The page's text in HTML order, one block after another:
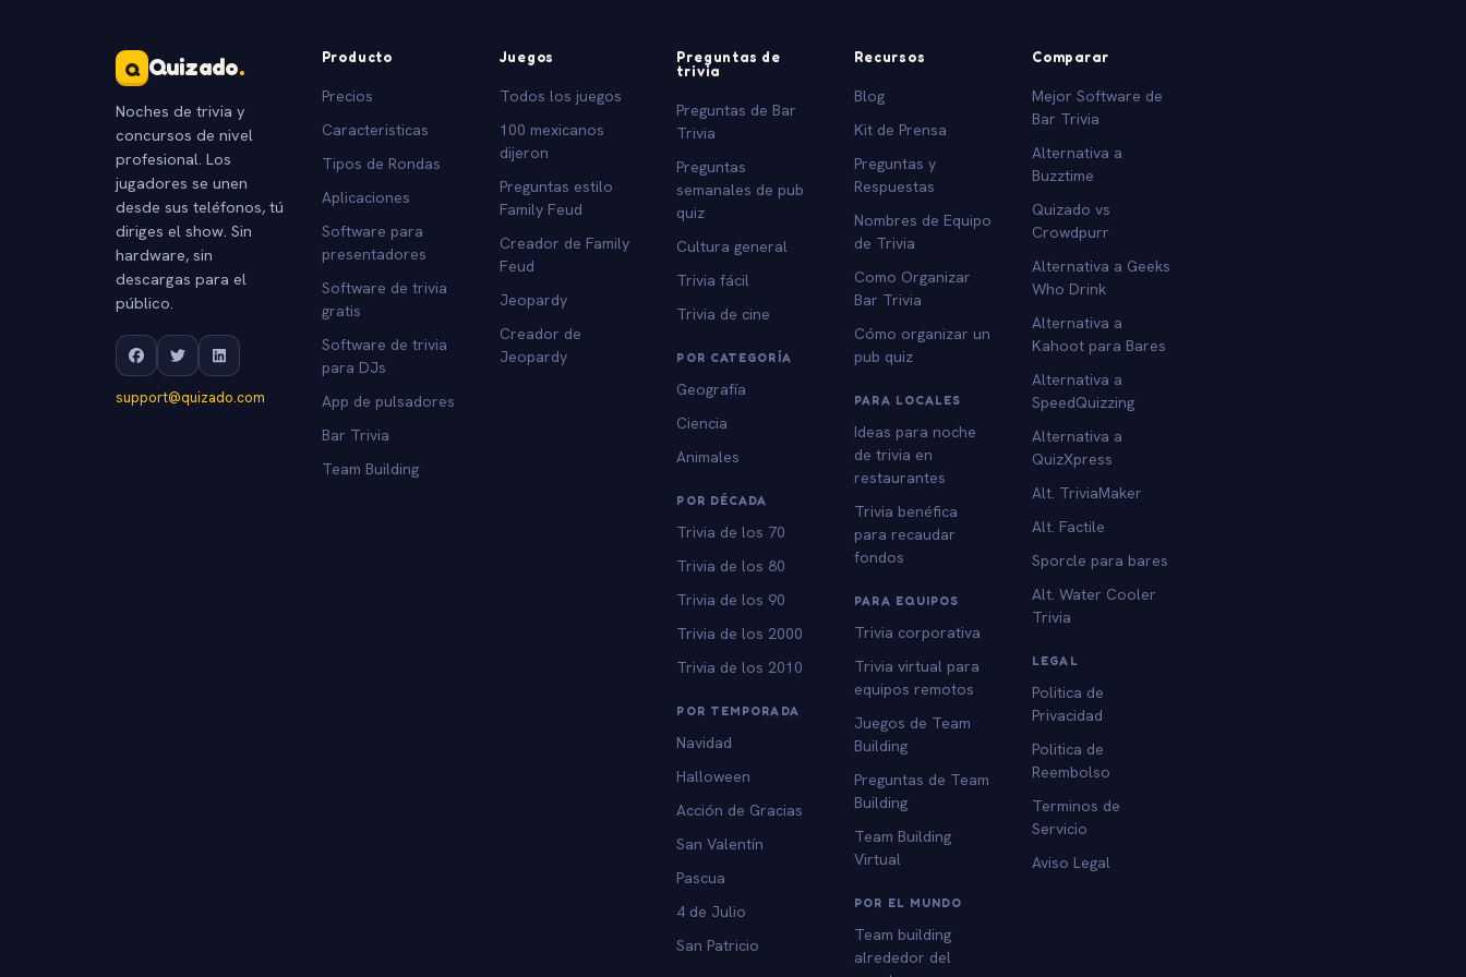
Q Quizado.
Noches de trivia y
concursos de nivel
profesional. Los
jugadores se unen
desde sus teléfonos, tú
diriges el show. Sin
hardware, sin
descargas para el
público.
support@quizado.com
Producto
Precios
Caracteristicas
Tipos de Rondas
Aplicaciones
Software para
presentadores
Software de trivia
gratis
Software de trivia
para DJs
App de pulsadores
Bar Trivia
Team Building
Juegos
Todos los juegos
100 mexicanos
dijeron
Preguntas estilo
Family Feud
Creador de Family
Feud
Jeopardy
Creador de
Jeopardy
Preguntas de
trivia
Preguntas de Bar
Trivia
Preguntas
semanales de pub
quiz
Cultura general
Trivia fácil
Trivia de cine
POR CATEGORÍA
Geografía
Ciencia
Animales
POR DÉCADA
Trivia de los 70
Trivia de los 80
Trivia de los 90
Trivia de los 2000
Trivia de los 2010
POR TEMPORADA
Navidad
Halloween
Acción de Gracias
San Valentín
Pascua
4 de Julio
San Patricio
Recursos
Blog
Kit de Prensa
Preguntas y
Respuestas
Nombres de Equipo
de Trivia
Como Organizar
Bar Trivia
Cómo organizar un
pub quiz
PARA LOCALES
Ideas para noche
de trivia en
restaurantes
Trivia benéfica
para recaudar
fondos
PARA EQUIPOS
Trivia corporativa
Trivia virtual para
equipos remotos
Juegos de Team
Building
Preguntas de Team
Building
Team Building
Virtual
POR EL MUNDO
Team building
alrededor del
Comparar
Mejor Software de
Bar Trivia
Alternativa a
Buzztime
Quizado vs
Crowdpurr
Alternativa a Geeks
Who Drink
Alternativa a
Kahoot para Bares
Alternativa a
SpeedQuizzing
Alternativa a
QuizXpress
Alt. TriviaMaker
Alt. Factile
Sporcle para bares
Alt. Water Cooler
Trivia
LEGAL
Politica de
Privacidad
Politica de
Reembolso
Terminos de
Servicio
Aviso Legal